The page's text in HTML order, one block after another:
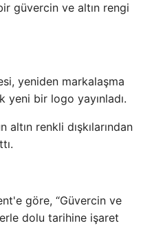
güvercin ve altın rengi
yeniden markalaşma
yeni bir logo yayınladı.
renkli dışkılarından
göre, “Güvercin ve
dolu tarihine işaret